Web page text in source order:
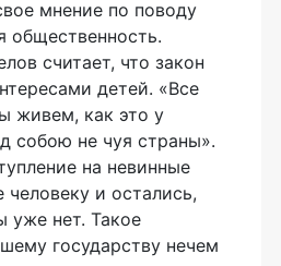
мнение по поводу
общественность.
считает, что закон
детей. «Все
живем, как это у
собою не чуя страны».
на невинные
и остались,
уже нет. Такое
государству нечем